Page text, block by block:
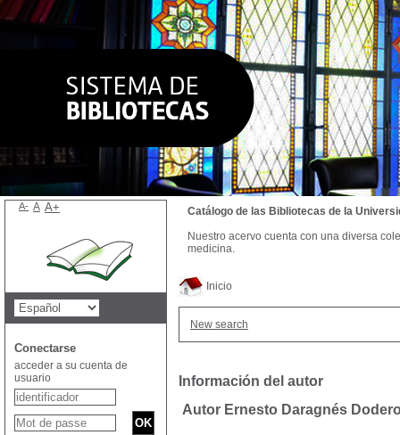
Inicio
New search
Información del autor
Autor Ernesto Daragnés
Catálogo de las Bibliotecas de la
Nuestro acervo cuenta con una diversa
medicina.
A- A A+
Conectarse
acceder a su cuenta de
usuario